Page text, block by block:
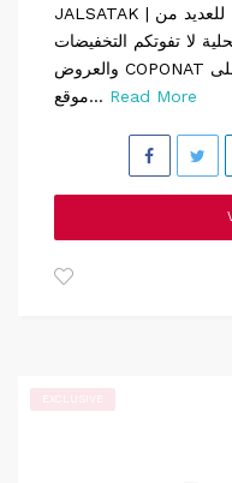
JALSATAK | جلستك كوبونات خصم حصرية للعديد من
لا تفوتكم التخفيضات
والعروض COPONAT وإغتنموا الفرص وتسّوق بإحتراف على
موقع... Read More